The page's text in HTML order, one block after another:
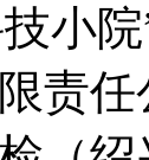
小
责